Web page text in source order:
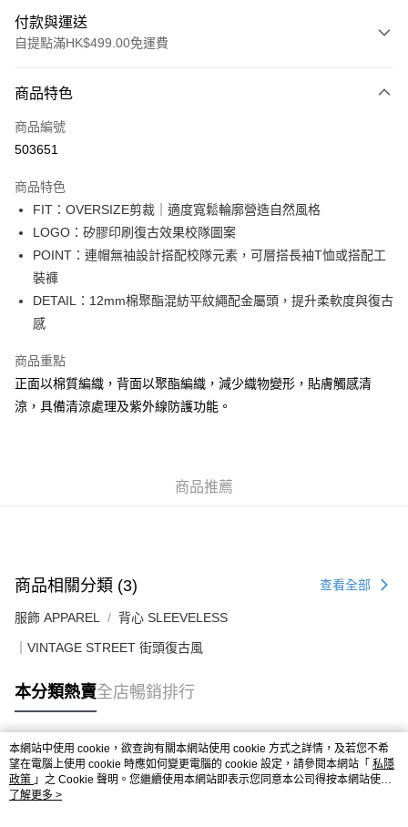
付款與運送
自提點滿HK$499.00免運費
信用卡
Apple Pay
AlipayHK
WeChat Pay
送貨方式
付款後順豐合作便利店
商品特色
商品編號
503651
商品特色
FIT：OVERSIZE剪裁｜適度寬鬆輪廓營造自然風格
LOGO：矽膠印刷復古效果校隊圖案
POINT：連帽無袖設計搭配校隊元素，可層搭長袖T恤或搭配工
裝褲
DETAIL：12mm棉聚酯混紡平紋繩配金屬頭，提升柔軟度與復古
感
商品重點
正面以棉質編織，背面以聚酯編織，減少織物變形，貼膚觸感清
涼，具備清涼處理及紫外線防護功能。
商品推薦
商品相關分類 (3) 查看全部
服飾 APPAREL 背心 SLEEVELESS
｜VINTAGE STREET 街頭復古風
本分類熱賣全店暢銷排行
熱門標籤
熱銷排行
本網站中使用 cookie，欲查詢有關本網站使用 cookie 方式之詳情，及若您不希
望在電腦上使用 cookie 時應如何變更電腦的 cookie 設定，請參閱本網站「 私隱
政策 」之 Cookie 聲明。您繼續使用本網站即表示您同意本公司得按本網站使用
條款之 Cookie 聲明使用 cookie。
了解更多 >